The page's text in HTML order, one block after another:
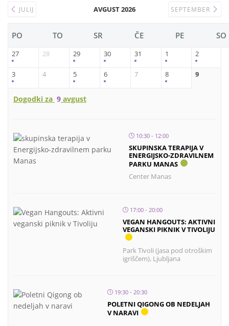
JULIJ AVGUST 2026 SEPTEMBER
PO TO SR ČE PE SO
27 28 29 30 31 1 2
3 4 5 6 7 8 9
Dogodki za 9 avgust
10:30 - 12:00
SKUPINSKA TERAPIJA V
ENERGIJSKO-ZDRAVILNEM
PARKU MANAS
Center Manas
17:00 - 20:00
VEGAN HANGOUTS: AKTIVNI
VEGANSKI PIKNIK V TIVOLIJU
Park Tivoli (jasa pod otroškim
igriščem), Ljubljana
19:30 - 20:30
POLETNI QIGONG OB NEDELJAH
V NARAVI